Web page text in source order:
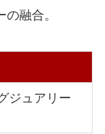
融合。
ジュアリー